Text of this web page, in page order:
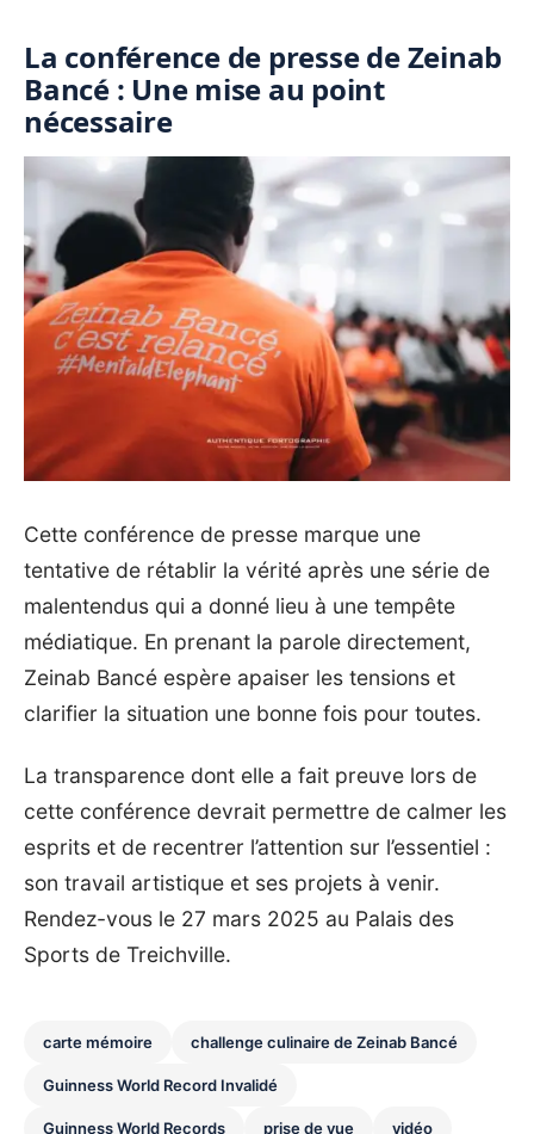
La conférence de presse de Zeinab
Bancé : Une mise au point
nécessaire
Cette conférence de presse marque une
tentative de rétablir la vérité après une série de
malentendus qui a donné lieu à une tempête
médiatique. En prenant la parole directement,
Zeinab Bancé espère apaiser les tensions et
clarifier la situation une bonne fois pour toutes.
La transparence dont elle a fait preuve lors de
cette conférence devrait permettre de calmer les
esprits et de recentrer l’attention sur l’essentiel :
son travail artistique et ses projets à venir.
Rendez-vous le 27 mars 2025 au Palais des
Sports de Treichville.
carte mémoire challenge culinaire de Zeinab Bancé
Guinness World Record Invalidé
Guinness World Records prise de vue vidéo